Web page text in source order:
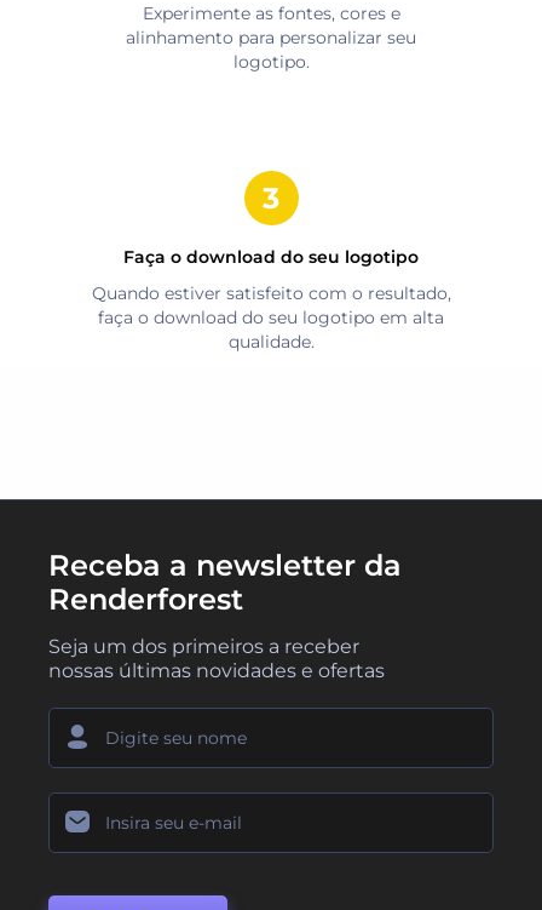
Experimente as fontes, cores e
alinhamento para personalizar seu
logotipo.
Faça o download do seu logotipo
Quando estiver satisfeito com o resultado,
faça o download do seu logotipo em alta
qualidade.
Receba a newsletter da
Renderforest
Seja um dos primeiros a receber
nossas últimas novidades e ofertas